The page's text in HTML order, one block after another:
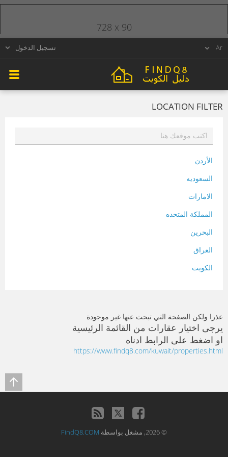
تسجيل الدخول
LOCATION FILTER
الأردن
السعوديه
الامارات
المملكة المتحده
البحرين
العراق
الكويت
سلطنة عمان
فلسطين
قطر
تونس
عذرا ولكن الصفحة التي تبحث عنها غير موجودة
يرجى اختيار عقارات من القائمة الرئيسية
او اضغط على الرابط ادناه
https://www.findq8.com/kuwait/properties.html
728 x 90
© 2026, مشغل بواسطة FindQ8.COM